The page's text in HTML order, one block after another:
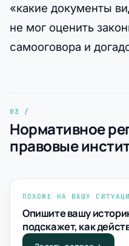
«какие документы
не мог оценить
самооговора и
Нормативное
правовые
ПОХОЖЕ НА ВАШУ
Опишите вашу
подскажет, как